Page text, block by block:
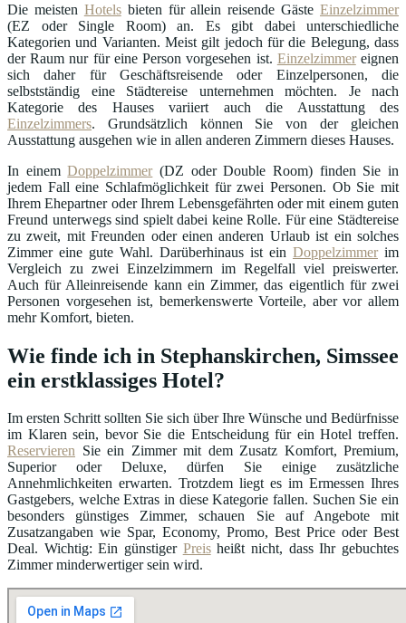
Die meisten Hotelsbieten für allein reisende Gäste Einzelzimmer
(EZ oder Single Room) an. Es gibt dabei unterschiedliche
Kategorien und Varianten. Meist gilt jedoch für die Belegung, dass
der Raum nur für eine Person vorgesehen ist. Einzelzimmereignen
sich daher für Geschäftsreisende oder Einzelpersonen, die
selbstständig eine Städtereise unternehmen möchten. Je nach
Kategorie des Hauses variiert auch die Ausstattung des
Einzelzimmers. Grundsätzlich können Sie von der gleichen
Ausstattung ausgehen wie in allen anderen Zimmern dieses Hauses.
In einemDoppelzimmer(DZ oder Double Room) finden Sie in
jedem Fall eine Schlafmöglichkeit für zwei Personen. Ob Sie mit
Ihrem Ehepartner oder Ihrem Lebensgefährten oder mit einem guten
Freund unterwegs sind spielt dabei keine Rolle. Für eine Städtereise
zu zweit, mit Freunden oder einen anderen Urlaub ist ein solches
Zimmer eine gute Wahl. Darüberhinaus ist ein Doppelzimmerim
Vergleich zu zwei Einzelzimmern im Regelfall viel preiswerter.
Auch für Alleinreisende kann ein Zimmer, das eigentlich für zwei
Personen vorgesehen ist, bemerkenswerte Vorteile, aber vor allem
mehr Komfort, bieten.
Wie finde ich in Stephanskirchen, Simssee
ein erstklassiges Hotel?
Im ersten Schritt sollten Sie sich über Ihre Wünsche und Bedürfnisse
im Klaren sein, bevor Sie die Entscheidung für ein Hotel treffen.
Reservieren Sie ein Zimmer mit dem Zusatz Komfort, Premium,
Superior oder Deluxe, dürfen Sie einige zusätzliche
Annehmlichkeiten erwarten. Trotzdem liegt es im Ermessen Ihres
Gastgebers, welche Extras in diese Kategorie fallen. Suchen Sie ein
besonders günstiges Zimmer, schauen Sie auf Angebote mit
Zusatzangaben wie Spar, Economy, Promo, Best Price oder Best
Deal. Wichtig: Ein günstiger Preisheißt nicht, dass Ihr gebuchtes
Zimmer minderwertiger sein wird.